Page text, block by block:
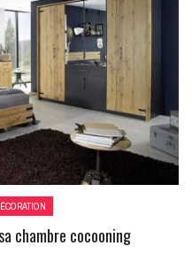
chambre cocooning